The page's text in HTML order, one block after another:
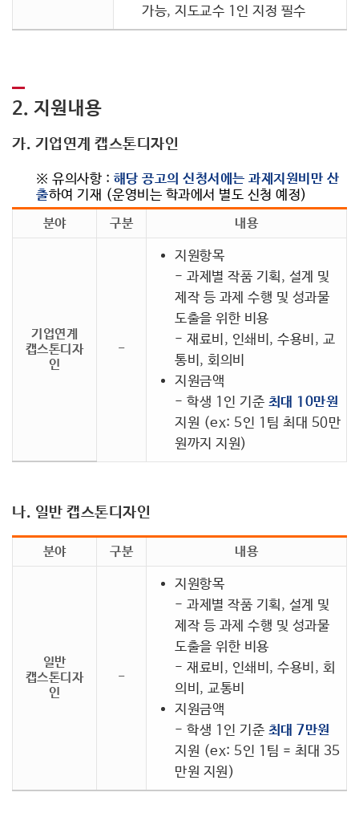
가능, 지도교수 1인 지정 필수
2. 지원내용
가. 기업연계 캡스톤디자인
※ 유의사항 : 해당 공고의 신청서에는 과제지원비만 산
출하여 기재 (운영비는 학과에서 별도 신청 예정)
분야 구분 내용
기업연계
캡스톤디자
인
-
지원항목
- 과제별 작품 기획, 설계 및
제작 등 과제 수행 및 성과물
도출을 위한 비용
- 재료비, 인쇄비, 수용비, 교
통비, 회의비
지원금액
- 학생 1인 기준 최대 10만원
지원 (ex: 5인 1팀 최대 50만
원까지 지원)
나. 일반 캡스톤디자인
분야 구분 내용
일반
캡스톤디자
인
-
지원항목
- 과제별 작품 기획, 설계 및
제작 등 과제 수행 및 성과물
도출을 위한 비용
- 재료비, 인쇄비, 수용비, 회
의비, 교통비
지원금액
- 학생 1인 기준 최대 7만원
지원 (ex: 5인 1팀 = 최대 35
만원 지원)